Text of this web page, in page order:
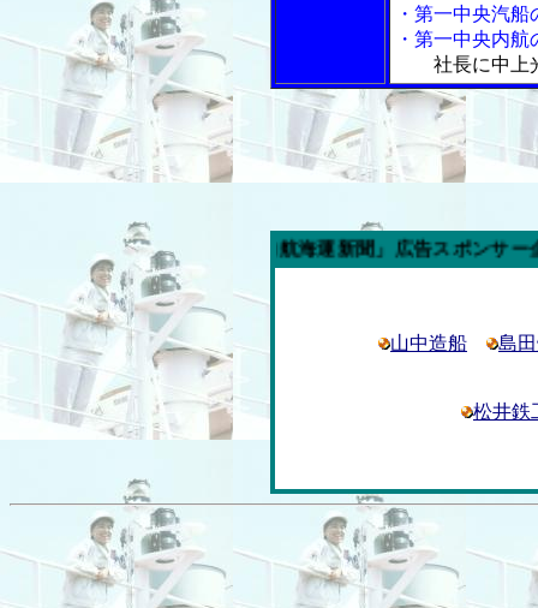
・第一中央汽
・第一中央内
社長に中上
今週の「内航海運新聞」広告スポンサー企業
山中造船 島
松井鉄